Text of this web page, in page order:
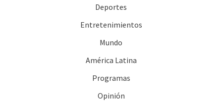
Deportes
Entretenimientos
Mundo
América Latina
Programas
Opinión